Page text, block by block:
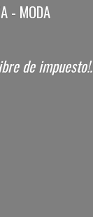
- MODA
de impuesto!.